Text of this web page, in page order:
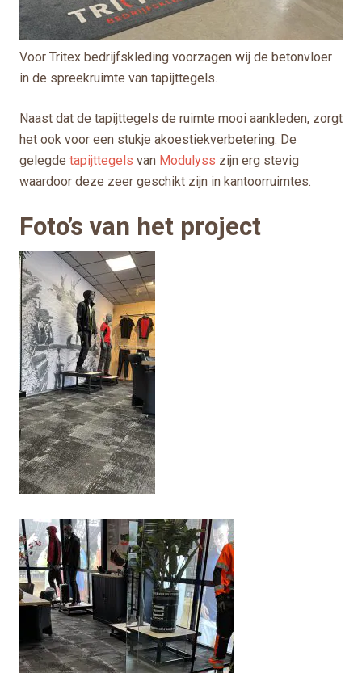
Voor Tritex bedrijfskleding voorzagen wij de betonvloer
in de spreekruimte van tapijttegels.
Naast dat de tapijttegels de ruimte mooi aankleden, zorgt
het ook voor een stukje akoestiekverbetering. De
gelegde tapijttegels van Modulyss zijn erg stevig
waardoor deze zeer geschikt zijn in kantoorruimtes.
Foto’s van het project